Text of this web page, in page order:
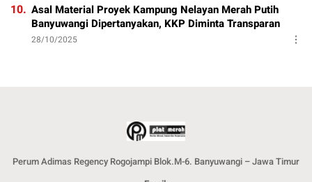
10. Asal Material Proyek Kampung Nelayan Merah Putih
Banyuwangi Dipertanyakan, KKP Diminta Transparan
28/10/2025
Perum Adimas Regency Rogojampi Blok.M-6. Banyuwangi – Jawa Timur